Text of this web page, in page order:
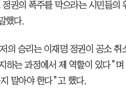
권의 폭주를 막으라는 시민들의
했다.
의 승리는 이재명 정권이 공소 취
하는 과정에서 제 역할이 있다”
말아야 한다”고 했다.